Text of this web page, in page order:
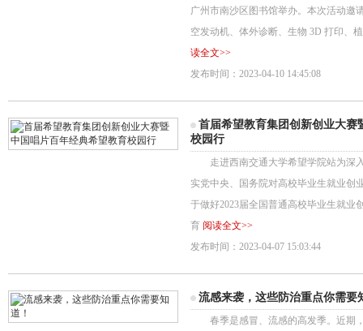
广州市南沙区图书馆举办。本次活动邀
空发动机、体外诊断、生物 3D 打印、
读全文>>
发布时间：2023-04-10 14:45:08
首届希望教育集团创新创业大赛
校园行
走进西南交通大学希望学院站为深
实党中央、国务院对高校毕业生就业创
于做好2023届全国普通高校毕业生就业
育 阅读全文>>
发布时间：2023-04-07 15:03:44
流感来袭，这些防治重点你需要
春季是感冒、流感的高发季。近期